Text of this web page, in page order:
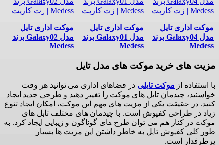
موکت اداری تایل
مدل Galaxy04 برند
Medess
موکت اداری تایل
مدل Galaxy01 برند
Medess
موکت اداری تایل
مدل Galaxy02 برند
Medess
مزیت های خرید موکت های مدل تایل
با استفاده از موکت تایلی در فضاهای اداری می توانید هر وقت
خواستید، چیدمان تایل های موکت را تغییر دهید و طرحی جدید ایجاد
کنید. در حقیقت یکی از مزیت های مهم این موکت، امکان ایجاد تنوع
زیاد در طراحی کفپوش است. با چیدمان های مختلف تایل های
موکت در کنار هم می توان طرح های گوناگون و زیبایی ایجاد کرد. به
طور کلی کفپوش تایل به خاطر داشتن این مزیت ها بسیار
پرطرفدار است.